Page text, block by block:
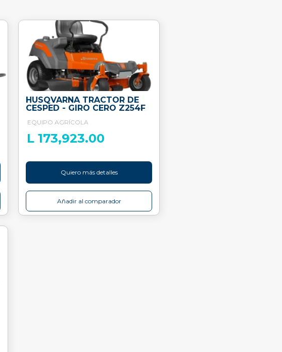
HUSQVARNA TRACTOR DE
CESPED - GIRO CERO Z254F
EQUIPO AGRÍCOLA
L 173,923.00
Quiero más detalles
Añadir al comparador